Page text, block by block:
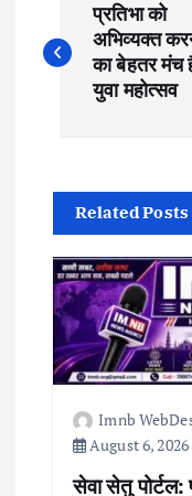
o
n
a
v
प्रतिभा को
अभिव्यक्त
का बेहतर मंच
युवा महोत्सव
Related Posts
Imnb
August 6, 2026
सेवा सेतु